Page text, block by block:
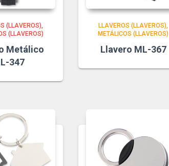
(LLAVEROS)
(LLAVEROS)
Metálico
347
LLAVEROS (LLAVEROS)
METÁLICOS (LLAVEROS)
Llavero ML-367